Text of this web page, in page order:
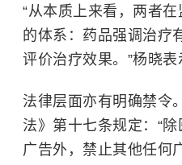
“从本质上来看，两者
的体系：药品强调治疗
评价治疗效果。”杨晓表
法律层面亦有明确禁令
法》第十七条规定：“
广告外，禁止其他任何